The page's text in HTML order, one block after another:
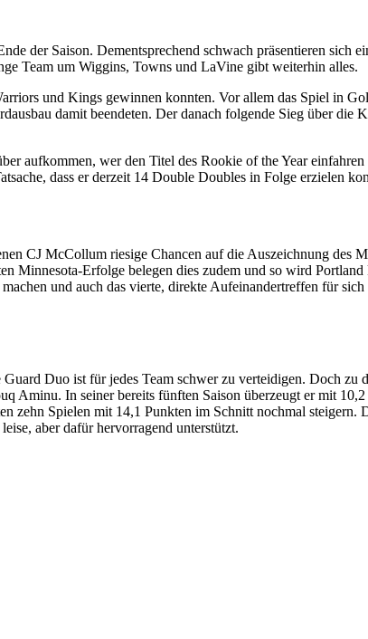
der Saison. Dementsprechend schwach präsentieren sich
Team um Wiggins, Towns und LaVine gibt weiterhin alles.
und Kings gewinnen konnten. Vor allem das Spiel in
damit beendeten. Der danach folgende Sieg über
aufkommen, wer den Titel des Rookie of the Year
dass er derzeit 14 Double Doubles in Folge erzielen
CJ McCollum riesige Chancen auf die Auszeichnung des
Minnesota-Erfolge belegen dies zudem und so wird
und auch das vierte, direkte Aufeinandertreffen für sich
Duo ist für jedes Team schwer zu verteidigen. Doch zu
Aminu. In seiner bereits fünften Saison überzeugt er mit
Spielen mit 14,1 Punkten im Schnitt nochmal steigern.
aber dafür hervorragend unterstützt.